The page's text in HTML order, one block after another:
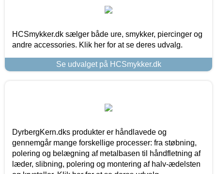
HCSmykker.dk sælger både ure, smykker, piercinger og
andre accessories. Klik her for at se deres udvalg.
Se udvalget på HCSmykker.dk
DyrbergKern.dks produkter er håndlavede og
gennemgår mange forskellige processer: fra støbning,
polering og belægning af metalbasen til håndfletning af
læder, slibning, polering og montering af halv-ædelsten